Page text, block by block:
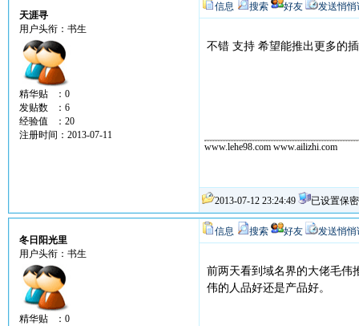
天涯寻
用户头衔：书生
精华贴 ：0
发贴数 ：6
经验值 ：20
注册时间：2013-07-11
信息 搜索 好友 发送悄悄
不错 支持 希望能推出更多的
www.lehe98.com www.ailizhi.com
2013-07-12 23:24:49 已设置保密
冬日阳光里
用户头衔：书生
精华贴 ：0
信息 搜索 好友 发送悄悄
前两天看到域名界的大佬毛伟
伟的人品好还是产品好。